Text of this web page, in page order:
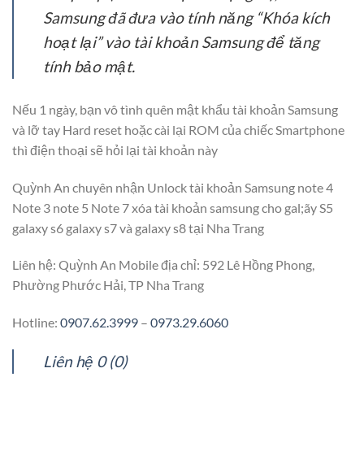
Samsung đã đưa vào tính năng “Khóa kích
hoạt lại” vào tài khoản Samsung để tăng
tính bảo mật.
Nếu 1 ngày, bạn vô tình quên mật khẩu tài khoản Samsung
và lỡ tay Hard reset hoặc cài lại ROM của chiếc Smartphone
thì điện thoại sẽ hỏi lại tài khoản này
Quỳnh An chuyên nhận Unlock tài khoản Samsung note 4
Note 3 note 5 Note 7 xóa tài khoản samsung cho gal;ãy S5
galaxy s6 galaxy s7 và galaxy s8 tại Nha Trang
Liên hệ: Quỳnh An Mobile địa chỉ: 592 Lê Hồng Phong,
Phường Phước Hải, TP Nha Trang
Hotline: 0907.62.3999 – 0973.29.6060
Liên hệ 0 (0)